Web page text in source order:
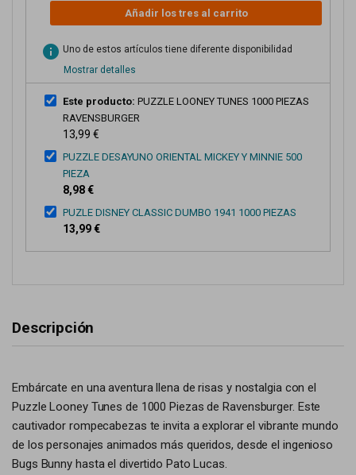
Añadir los tres al carrito
info Uno de estos artículos tiene diferente disponibilidad
Mostrar detalles
Este producto: PUZZLE LOONEY TUNES 1000 PIEZAS
RAVENSBURGER
13,99 €
PUZZLE DESAYUNO ORIENTAL MICKEY Y MINNIE 500
PIEZA
8,98 €
PUZLE DISNEY CLASSIC DUMBO 1941 1000 PIEZAS
13,99 €
Descripción
Embárcate en una aventura llena de risas y nostalgia con el
Puzzle Looney Tunes de 1000 Piezas de Ravensburger. Este
cautivador rompecabezas te invita a explorar el vibrante mundo
de los personajes animados más queridos, desde el ingenioso
Bugs Bunny hasta el divertido Pato Lucas.